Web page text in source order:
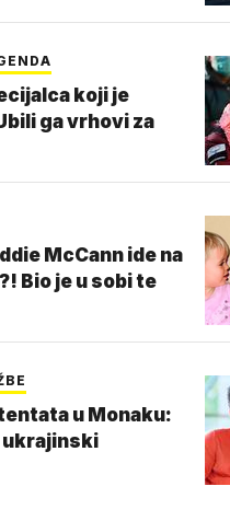
koji je
ga vrhovi za
McCann ide na
Bio je u sobi te
u Monaku:
ukrajinski